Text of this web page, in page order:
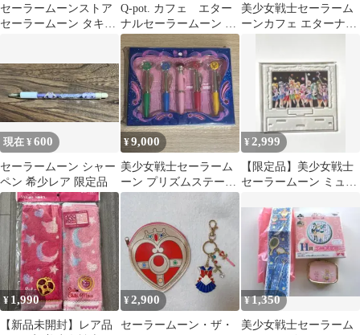
セーラームーンストア
セーラームーン タキシ
Q-pot. カフェ エター
ナルセーラームーン プ
レート 皿 注文特
典 限定品
美少女戦士セーラーム
ーンカフェ エターナル
現在 ¥600
セーラームーン シャー
ペン 希少レア 限定品
¥9,000
美少女戦士セーラーム
ーン プリズムステーシ
ョナリー 変装ペン
変身ペン セット
¥ 2,999
【限定品】美少女戦士
セーラームーン ミュー
¥ 1,990
【新品未開封】レア品
¥2,900
セーラームーン・ザ・
¥1,350
美少女戦士セーラーム